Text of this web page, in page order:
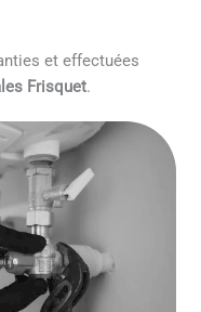
et effectuées
Frisquet.